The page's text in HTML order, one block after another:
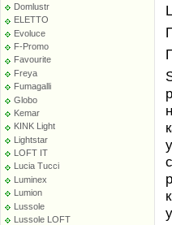
Domlustr
ELETTO
Evoluce
F-Promo
Favourite
Freya
Fumagalli
Globo
Kemar
KINK Light
Lightstar
LOFT IT
Lucia Tucci
Luminex
Lumion
Lussole
Lussole LOFT